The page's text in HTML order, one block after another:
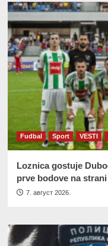
Fudbal Sport VESTI
Loznica gostuje
prve bodove na strani
7. август 2026.